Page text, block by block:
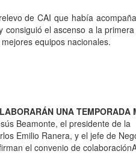
de CAI que había
el ascenso a la
equipos nacionales.
UNA TEMPORADA
Beamonte, el presidente de la
Emilio Ranera, y el jefe de
el convenio de colaboración